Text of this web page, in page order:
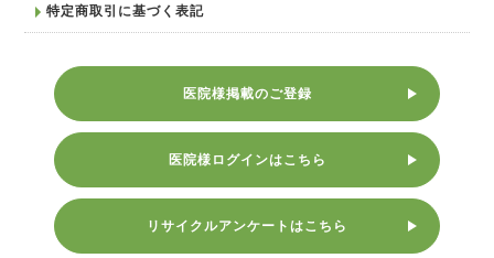
特定商取引に基づく表記
医院様掲載のご登録
医院様ログインはこちら
リサイクルアンケートはこちら